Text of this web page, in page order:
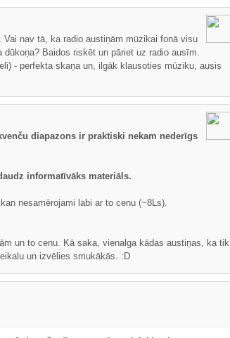
nav tā, ka radio austiņām mūzikai fonā visu
Baidos riskēt un pāriet uz radio ausīm.
- perfekta skaņa un, ilgāk klausoties mūziku, ausis
diapazons ir praktiski nekam nederīgs
informatīvāks materiāls.
nesamērojami labi ar to cenu (~8Ls).
un to cenu. Kā saka, vienalga kādas austiņas, ka tik
un izvēlies smukākās. :D